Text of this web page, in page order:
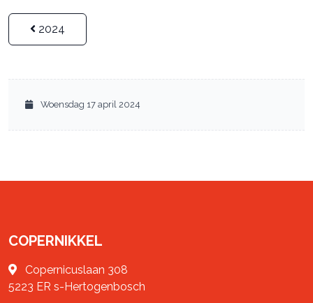
2024
Woensdag 17 april 2024
COPERNIKKEL
Copernicuslaan 308
5223 ER s-Hertogenbosch